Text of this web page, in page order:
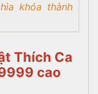
khóa thành
Thích Ca
cao